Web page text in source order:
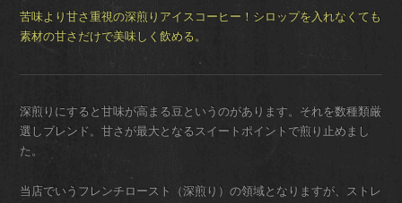
苦味より甘さ重視の深煎りアイスコーヒー！シロップを入れなくても
素材の甘さだけで美味しく飲める。
深煎りにすると甘味が高まる豆というのがあります。それを数種類厳
選しブレンド。甘さが最大となるスイートポイントで煎り止めまし
た。
当店でいうフレンチロースト（深煎り）の領域となりますが、ストレ